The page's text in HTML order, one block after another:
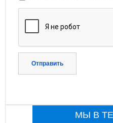
Отправить
МЫ В